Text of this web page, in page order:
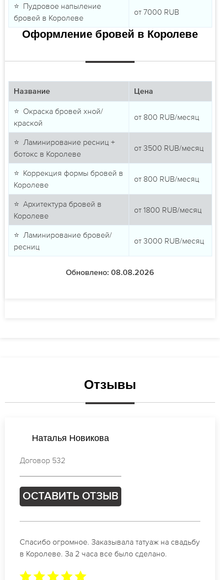
⭐ Пудровое напыление
бровей в Королеве
от 7000 RUB
Оформление бровей в Королеве
Название Цена
⭐ Окраска бровей хной/
краской
от 800 RUB/месяц
⭐ Ламинирование ресниц +
ботокс в Королеве
от 3500 RUB/месяц
⭐ Коррекция формы бровей в
Королеве
от 800 RUB/месяц
⭐ Архитектура бровей в
Королеве
от 1800 RUB/месяц
⭐ Ламинирование бровей/
ресниц
от 3000 RUB/месяц
Обновлено: 08.08.2026
Отзывы
Екатерина Новикова
Договор 909
ОСТАВИТЬ ОТЗЫВ
Отличные специалисты своего дела по
коррекции бровей в Королеве. Замечательный